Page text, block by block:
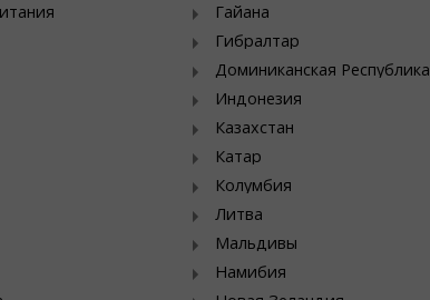
Гайана
Гибралтар
Доминиканская Республика
Индонезия
Казахстан
Катар
Колумбия
Литва
Мальдивы
Намибия